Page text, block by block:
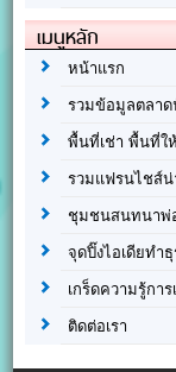
เมนูหลัก
หน้าแรก
รวมข้อมูลตลา
พื้นที่เช่า พื้นที่ใ
รวมแฟรนไชส์
ชุมชนสนทนาพ่
จุดปิ๊งไอเดียทำ
เกร็ดความรู้การ
ติดต่อเรา